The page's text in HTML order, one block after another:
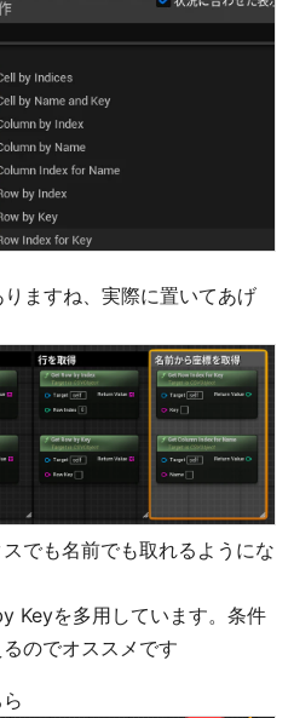
ますね、実際に置いてあげ
でも名前でも取れるようにな
Keyを多用しています。条件
のでオススメです